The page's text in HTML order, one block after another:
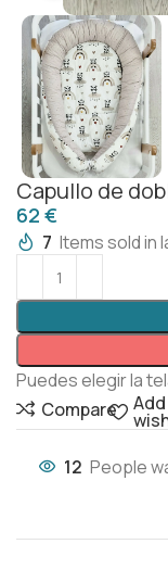
Capullo de
€
7 Items sold in
Puedes elegir la
Compare
12 People